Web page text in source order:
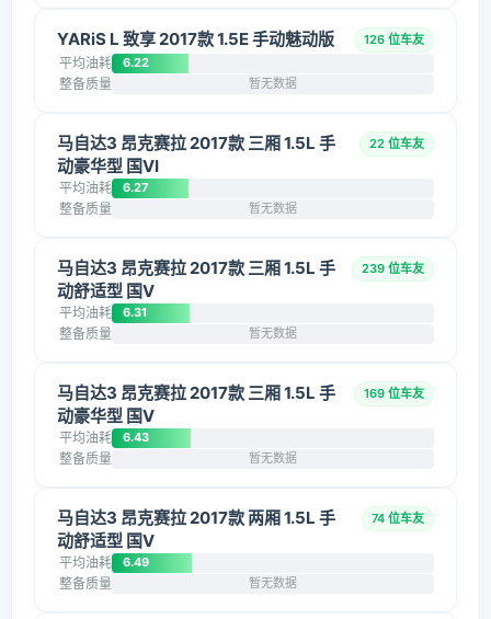
YARiS L 致享 2017款 1.5E 手动魅动版 126 位车友
平均油耗 6.22
整备质量 暂无数据
马自达3 昂克赛拉 2017款 三厢 1.5L 手
动豪华型 国VI
22 位车友
平均油耗 6.27
整备质量 暂无数据
马自达3 昂克赛拉 2017款 三厢 1.5L 手
动舒适型 国V
239 位车友
平均油耗 6.31
整备质量 暂无数据
马自达3 昂克赛拉 2017款 三厢 1.5L 手
动豪华型 国V
169 位车友
平均油耗 6.43
整备质量 暂无数据
马自达3 昂克赛拉 2017款 两厢 1.5L 手
动舒适型 国V
74 位车友
平均油耗 6.49
整备质量 暂无数据